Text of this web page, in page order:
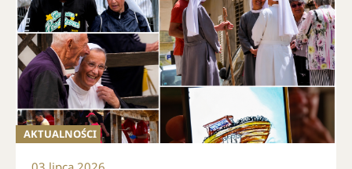
AKTUALNOŚCI